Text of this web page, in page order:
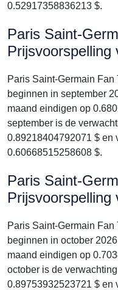
0.52917358836213 $.
Paris Saint-
Prijsvoorspelling
Paris Saint-Germain
beginnen in september
maand eindigen op
september is de
0.89218404792071 $ en
0.60668515258608 $.
Paris Saint-
Prijsvoorspelling
Paris Saint-Germain
beginnen in october
maand eindigen op
october is de
0.89753932523721 $ en